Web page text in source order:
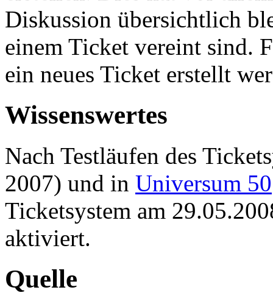
Diskussion übersichtlich
einem Ticket vereint sind.
ein neues Ticket erstellt
Wissenswertes
Nach Testläufen des
2007) und in Universum 50
Ticketsystem am
aktiviert.
Quelle